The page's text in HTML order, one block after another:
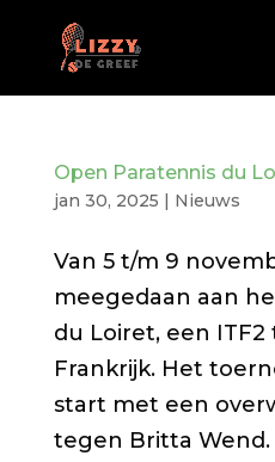
Open Paratennis du
jan 30, 2025 | Nieuws
Van 5 t/m 9
meegedaan aan
du Loiret, een ITF2
Frankrijk. Het
start met een
tegen Britta Wend.